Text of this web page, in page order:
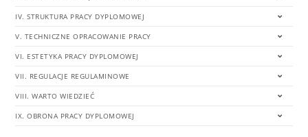
IV. STRUKTURA PRACY DYPLOMOWEJ
V. TECHNICZNE OPRACOWANIE PRACY
VI. ESTETYKA PRACY DYPLOMOWEJ
VII. REGULACJE REGULAMINOWE
VIII. WARTO WIEDZIEĆ
IX. OBRONA PRACY DYPLOMOWEJ